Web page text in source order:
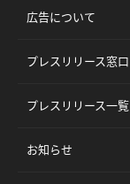
広告について
プレスリリース窓口
プレスリリース一覧
お知らせ